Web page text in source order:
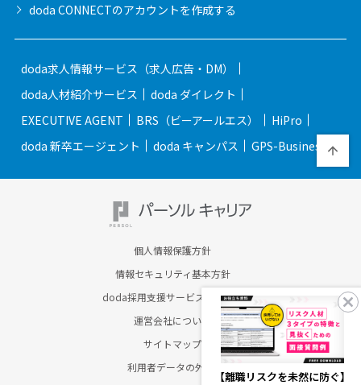
doda CONNECTのアカウントを作成する
doda求人情報サービス（求人広告・DM）
doda人材紹介サービス
doda ダイレクト
EXECUTIVE AGENT
BRS（ビーアールエス）
HiPro
doda 新卒エージェント
doda キャンパス GPS-Business
個人情報保護方針
情報セキュリティ基本方針
doda採用支援サービスのご案内
運営会社について
サイトマップ
利用者データの外部送信
【離職リスクを未然に防ぐ】